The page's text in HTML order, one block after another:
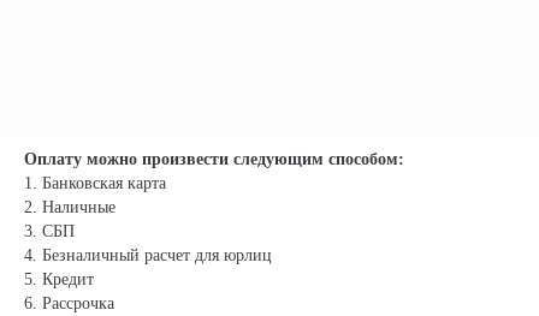
Оплату можно произвести следующим способом:
1. Банковская карта
2. Наличные
3. СБП
4. Безналичный расчет для юрлиц
5. Кредит
6. Рассрочка